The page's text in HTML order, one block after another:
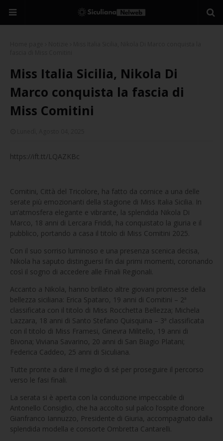
Miss Italia Sicilia, Nikola Di
Marco conquista la fascia di
Miss Comitini
https://ift.tt/LQAZKBc
Comitini, Città del Tricolore, ha fatto da cornice a una delle
serate più emozionanti della stagione di Miss Italia Sicilia. In
un’atmosfera elegante e vibrante, la splendida Nikola Di
Marco, 18 anni di Lercara Friddi, ha conquistato la giuria e il
pubblico, portando a casa il titolo di Miss Comitini 2025.
Con il suo sorriso luminoso e una presenza scenica decisa,
Nikola ha saputo distinguersi fin dai primi momenti, coronando
così il sogno di accedere alle Finali Regionali.
Accanto a Nikola, hanno brillato altre giovani promesse della
bellezza siciliana: Erica Spataro, 19 anni di Comitini – 2ª
classificata con il titolo di Miss Rocchetta Bellezza; Michela
Lazzara, 18 anni di Santo Stefano Quisquina – 3ª classificata
con il titolo di Miss Framesi, Ginevra Militello, 19 anni di
Bivona; Viviana Savarino, 20 anni di San Biagio Platani;
Federica Caddeo, 25 anni di Siculiana.
Tutte pronte a dare il meglio di sé per proseguire il percorso
verso le fasi finali.
La serata si è aperta con la conduzione impeccabile di
Antonello Consiglio, che ha accolto sul palco l’ospite d’onore
Gianfranco Iannuzzo, Presidente di Giuria, accompagnato dalla
splendida modella e consorte Ombretta Cantarelli.